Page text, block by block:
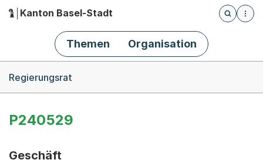
Hauptnavigation
Kanton Basel-Stadt
Öffnet
Themen Organisation
Regierungsrat
P240529
Geschäft